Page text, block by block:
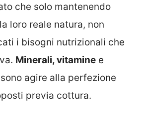
che solo mantenendo
loro reale natura, non
i bisogni nutrizionali che
Minerali, vitamine e
agire alla perfezione
previa cottura.